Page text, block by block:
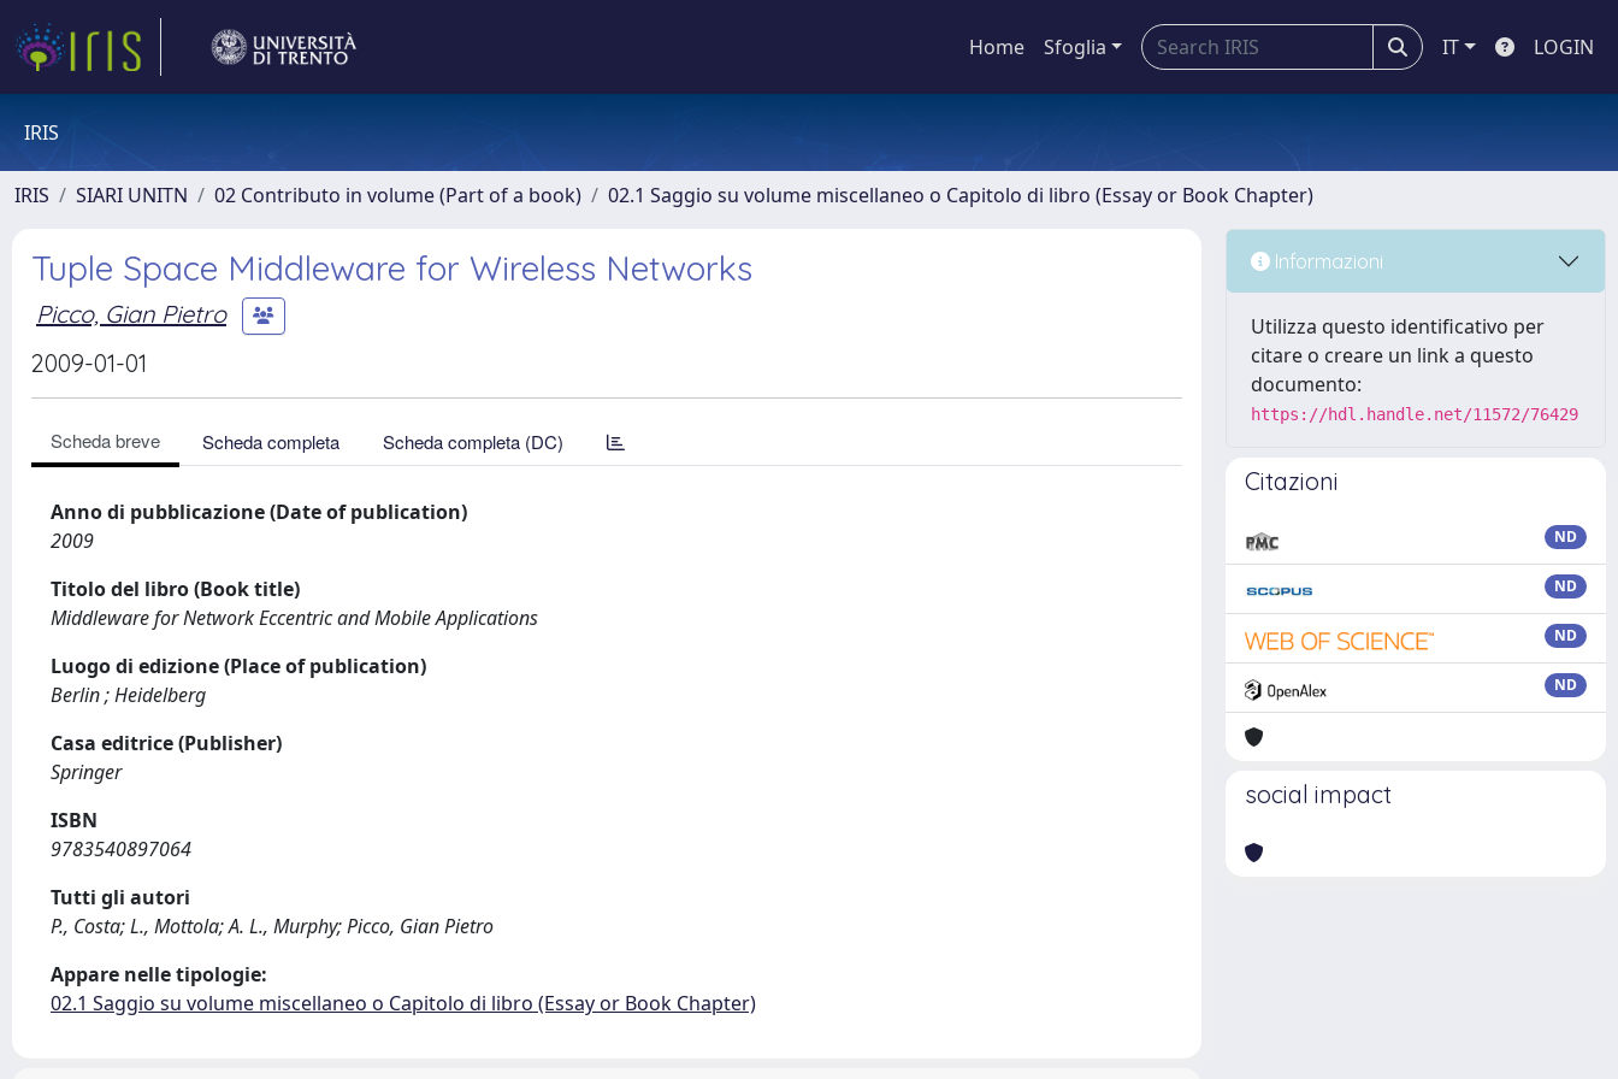
Home Sfoglia IT LOGIN
IRIS
IRIS SIARI UNITN 02 Contributo in volume (Part of a book) 02.1 Saggio su volume miscellaneo o Capitolo di libro (Essay or Book Chapter)
Tuple Space Middleware for Wireless Networks
Picco, Gian Pietro
2009-01-01
Scheda breve Scheda completa Scheda completa (DC)
Anno di pubblicazione (Date of publication)
2009
Titolo del libro (Book title)
Middleware for Network Eccentric and Mobile Applications
Luogo di edizione (Place of publication)
Berlin ; Heidelberg
Casa editrice (Publisher)
Springer
ISBN
9783540897064
Tutti gli autori
P., Costa; L., Mottola; A. L., Murphy; Picco, Gian Pietro
Appare nelle tipologie:
02.1 Saggio su volume miscellaneo o Capitolo di libro (Essay or Book Chapter)
Informazioni
Utilizza questo identificativo per
citare o creare un link a questo
documento:
https://hdl.handle.net/11572/76429
Citazioni
ND
ND
ND
ND
social impact